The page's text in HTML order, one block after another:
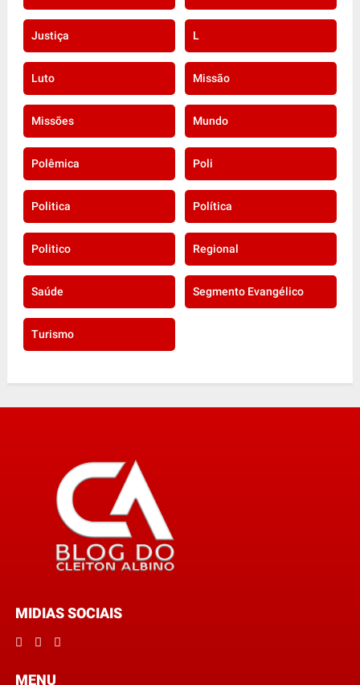
Justiça L
Luto Missão
Missões Mundo
Polêmica Poli
Politica Política
Politico Regional
Saúde Segmento Evangélico
Turismo
MIDIAS SOCIAIS
MENU